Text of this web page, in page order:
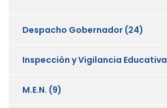
Despacho Gobernador (24)
Inspección y Vigilancia Educativa
M.E.N. (9)